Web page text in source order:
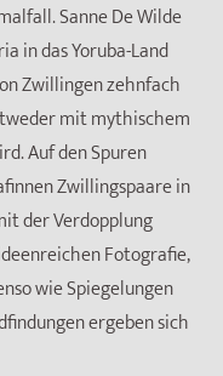
Sanne De Wilde
in das Yoruba-Land
Zwillingen zehnfach
mit mythischem
Auf den Spuren
Zwillingspaare in
der Verdopplung
Fotografie,
wie Spiegelungen
ergeben sich